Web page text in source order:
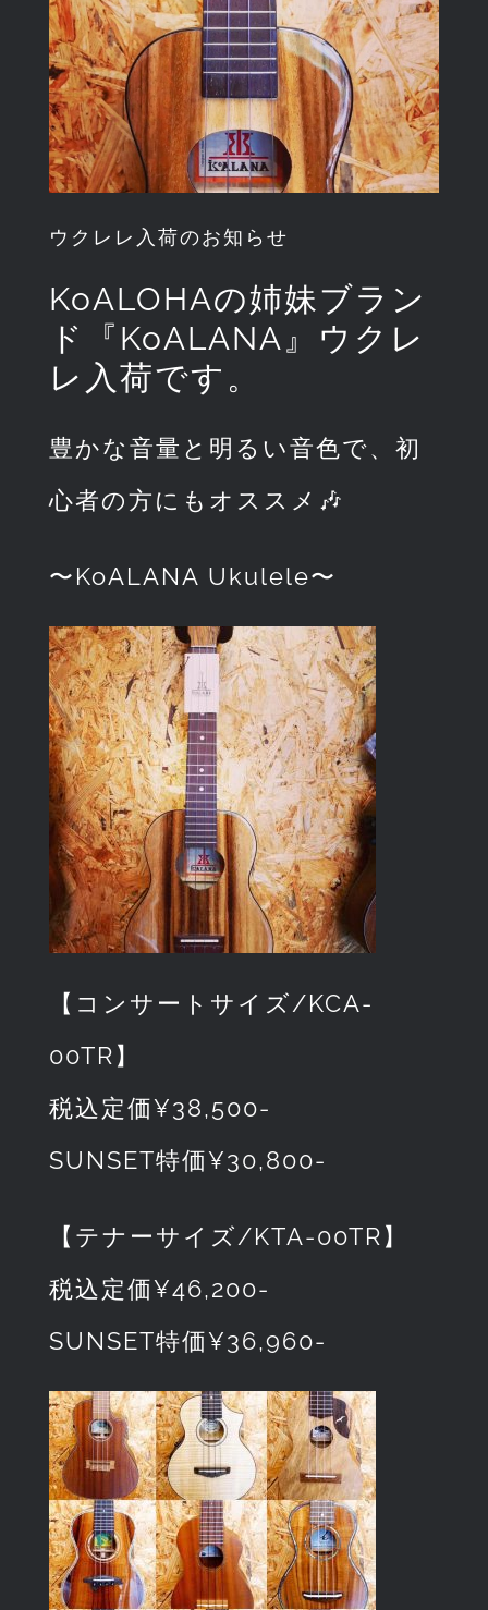
ウクレレ入荷のお知らせ
KoALOHAの姉妹ブラン
ド『KoALANA』ウクレ
レ入荷です。
豊かな音量と明るい音色で、初
心者の方にもオススメ 🎶
〜KoALANA Ukulele〜
【コンサートサイズ/KCA-
00TR】
税込定価¥38,500-
SUNSET特価¥30,800-
【テナーサイズ/KTA-00TR】
税込定価¥46,200-
SUNSET特価¥36,960-